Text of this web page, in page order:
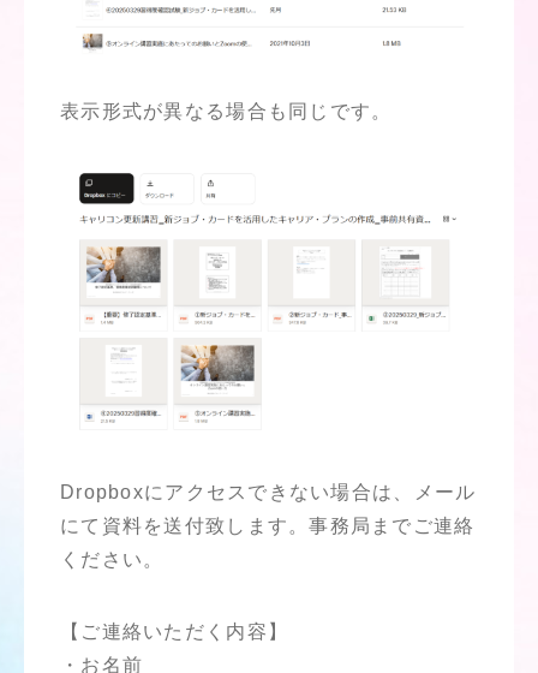
表示形式が異なる場合も同じです。
Dropboxにアクセスできない場合は、メール
にて資料を送付致します。事務局までご連絡
ください。
【ご連絡いただく内容】
・お名前